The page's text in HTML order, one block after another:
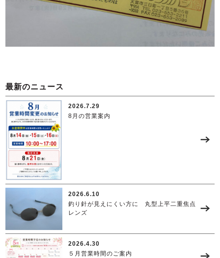
最新のニュース
2026.7.29
8月の営業案内
2026.6.10
釣り針が見えにくい方に 丸型上平二重焦点
レンズ
2026.4.30
５月営業時間のご案内